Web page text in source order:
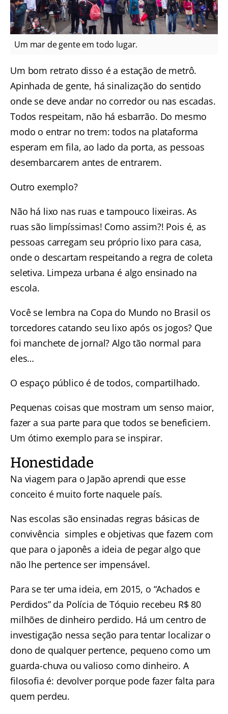
Um mar de gente em todo lugar.
Um bom retrato disso é a estação de metrô.
Apinhada de gente, há sinalização do sentido
onde se deve andar no corredor ou nas escadas.
Todos respeitam, não há esbarrão. Do mesmo
modo o entrar no trem: todos na plataforma
esperam em fila, ao lado da porta, as pessoas
desembarcarem antes de entrarem.
Outro exemplo?
Não há lixo nas ruas e tampouco lixeiras. As
ruas são limpíssimas! Como assim?! Pois é, as
pessoas carregam seu próprio lixo para casa,
onde o descartam respeitando a regra de coleta
seletiva. Limpeza urbana é algo ensinado na
escola.
Você se lembra na Copa do Mundo no Brasil os
torcedores catando seu lixo após os jogos? Que
foi manchete de jornal? Algo tão normal para
eles…
O espaço público é de todos, compartilhado.
Pequenas coisas que mostram um senso maior,
fazer a sua parte para que todos se beneficiem.
Um ótimo exemplo para se inspirar.
Honestidade
Na viagem para o Japão aprendi que esse
conceito é muito forte naquele país.
Nas escolas são ensinadas regras básicas de
convivência simples e objetivas que fazem com
que para o japonês a ideia de pegar algo que
não lhe pertence ser impensável.
Para se ter uma ideia, em 2015, o “Achados e
Perdidos” da Polícia de Tóquio recebeu R$ 80
milhões de dinheiro perdido. Há um centro de
investigação nessa seção para tentar localizar o
dono de qualquer pertence, pequeno como um
guarda-chuva ou valioso como dinheiro. A
filosofia é: devolver porque pode fazer falta para
quem perdeu.